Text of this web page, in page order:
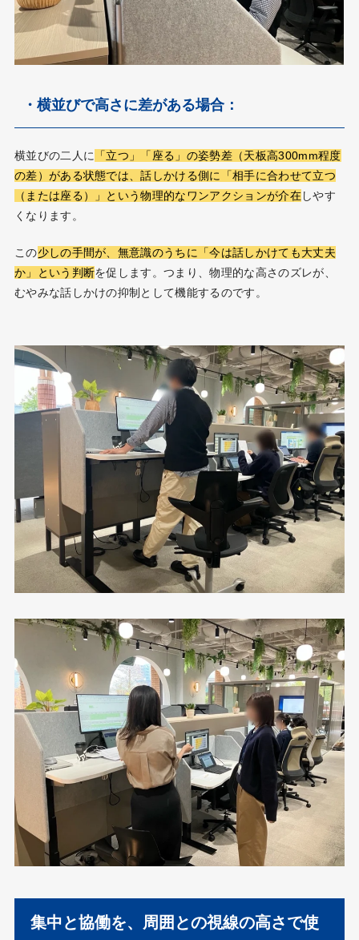
・横並びで高さに差がある場合：
横並びの二人に
「立つ」「座る」の姿勢差（天板高300mm程度
の差）がある状態では、話しかける側に「相手に合わせて立つ
（または座る）」という物理的なワンアクションが介在しやす
くなります。
この少しの手間が、無意識のうちに「今は話しかけても大丈夫
か」という判断を促します。つまり、物理的な高さのズレが、
むやみな話しかけの抑制として機能するのです。
集中と協働を、周囲との視線の高さで使